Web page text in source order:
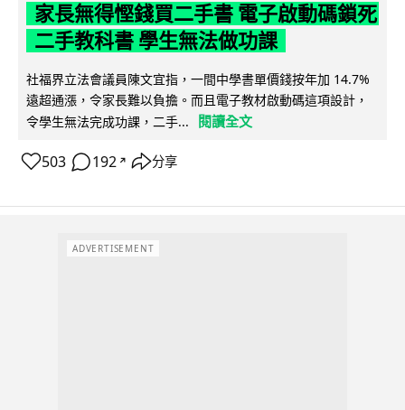
家長無得慳錢買二手書 電子啟動碼鎖死
二手教科書 學生無法做功課
社福界立法會議員陳文宜指，一間中學書單價錢按年加 14.7%
遠超通漲，令家長難以負擔。而且電子教材啟動碼這項設計，
令學生無法完成功課，二手...
閱讀全文
503 192 ↗ 分享
ADVERTISEMENT